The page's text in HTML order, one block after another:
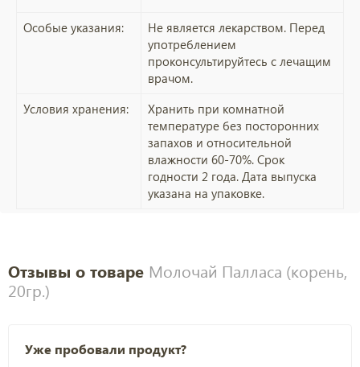
Особые указания:
Не является лекарством. Перед
употреблением
проконсультируйтесь с лечащим
врачом.
Условия хранения:
Хранить при комнатной
температуре без посторонних
запахов и относительной
влажности 60-70%. Срок
годности 2 года. Дата выпуска
указана на упаковке.
Отзывы о товаре Молочай Палласа (корень,
20гр.)
Уже пробовали продукт?